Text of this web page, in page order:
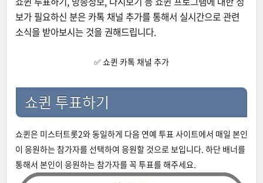
보가 필요하신 분은 카톡 채널 추가를 통해서 실시간으로 관련
소식을 받아보시는 것을 권해드립니다.
✅ 쇼퀸 카톡 채널 추가
쇼퀸 투표하기
쇼퀸은 미스터트롯2와 동일하게 다음 연예 투표 사이트에서 매일 본인
이 응원하는 참가자를 선택하여 응원할 것으로 보입니다. 하단 배너를
통해서 본인이 응원하는 참가자를 꼭 투표를 해주세요.